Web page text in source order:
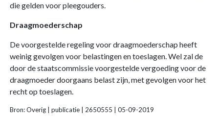
die gelden voor pleegouders.
Draagmoederschap
De voorgestelde regeling voor draagmoederschap heeft
weinig gevolgen voor belastingen en toeslagen. Wel zal de
door de staatscommissie voorgestelde vergoeding voor de
draagmoeder doorgaans belast zijn, met gevolgen voor het
recht op toeslagen.
Bron: Overig | publicatie | 2650555 | 05-09-2019